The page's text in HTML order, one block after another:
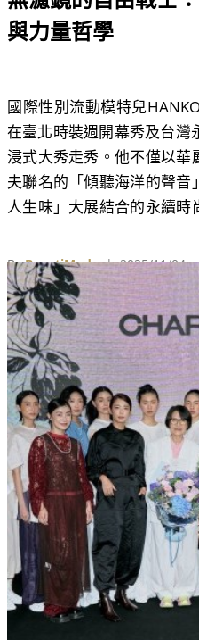
與力量哲學
國際性別流動模特兒
在臺北時裝週開幕秀及台
浸式大秀走秀。他不僅以
夫聯名的「傾聽海洋的聲
人生味」大展結合的永續
ByBeautiMode| 2025/11/04